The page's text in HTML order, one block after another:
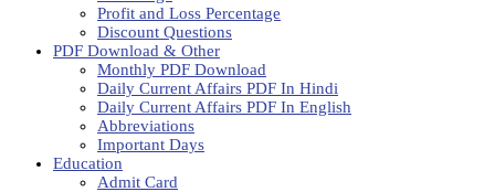
Profit and Loss Percentage
Discount Questions
PDF Download & Other
Monthly PDF Download
Daily Current Affairs PDF In Hindi
Daily Current Affairs PDF In English
Abbreviations
Important Days
Education
Admit Card